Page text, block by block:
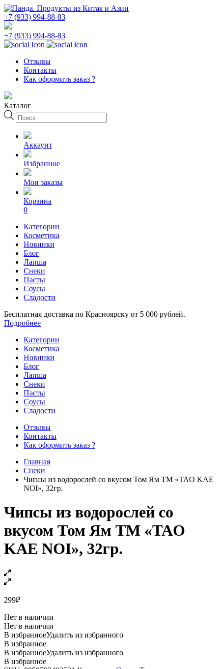
+7 (933) 994-88-83
+7 (933) 994-88-83
Отзывы
Контакты
Как оформить заказ ?
Каталог
Поиск
товаров
Аккаунт
Избранное
Мои заказы
Корзина
0
Категории
Косметика
Новинки
Блог
Лапша
Снеки
Пасты
Соусы
Сладости
Бесплатная доставка по Красноярску от 5 000 рублей.
Подробнее
Категории
Косметика
Новинки
Блог
Лапша
Снеки
Пасты
Соусы
Сладости
Отзывы
Контакты
Как оформить заказ ?
Главная
Снеки
Чипсы из водорослей со вкусом Том Ям ТМ «TAO KAE
NOI», 32гр.
Чипсы из водорослей со
вкусом Том Ям ТМ «TAO
KAE NOI», 32гр.
299₽
Нет в наличии
Нет в наличии
В избранноеУдалить из избранного
В избранное
В избранноеУдалить из избранного
В избранное